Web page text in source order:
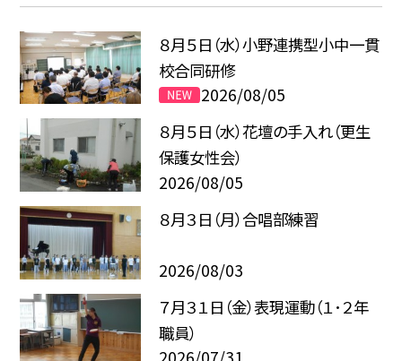
８月５日（水）小野連携型小中一貫
校合同研修
2026/08/05
８月５日（水）花壇の手入れ（更生
保護女性会）
2026/08/05
８月３日（月）合唱部練習
2026/08/03
７月３１日（金）表現運動（１･２年
職員）